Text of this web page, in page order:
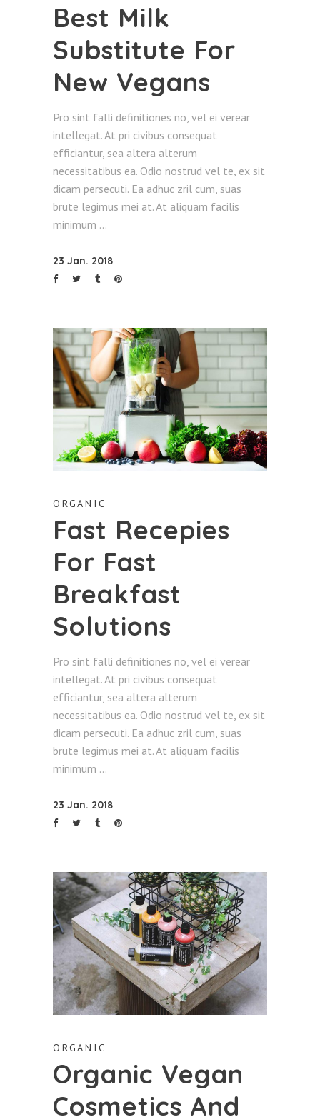
Best Milk
Substitute For
New Vegans
Pro sint falli definitiones no, vel ei verear
intellegat. At pri civibus consequat
efficiantur, sea altera alterum
necessitatibus ea. Odio nostrud vel te, ex sit
dicam persecuti. Ea adhuc zril cum, suas
brute legimus mei at. At aliquam facilis
minimum
23 Jan. 2018
ORGANIC
Fast Recepies
For Fast
Breakfast
Solutions
Pro sint falli definitiones no, vel ei verear
intellegat. At pri civibus consequat
efficiantur, sea altera alterum
necessitatibus ea. Odio nostrud vel te, ex sit
dicam persecuti. Ea adhuc zril cum, suas
brute legimus mei at. At aliquam facilis
minimum
23 Jan. 2018
ORGANIC
Organic Vegan
Cosmetics And